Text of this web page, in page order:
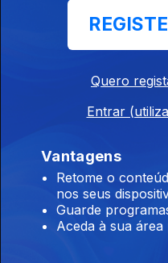
complicados diz
12h A taxa de
segundo trimestre
11h Mais dois dias
reapreciações dos
Quero
Entrar
Vantagens
Retome o
nos seus
Guarde
Aceda à sua área